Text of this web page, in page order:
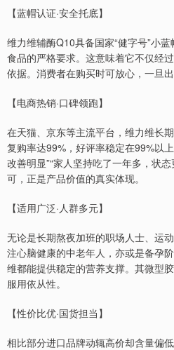
【蓝帽认证·安全托底】
维力维辅酶Q10具备国家“健字号”小
食品的严格要求。这意味着它不仅经
依据。消费者在购买时可放心，一旦
【电商热销·口碑领跑】
在天猫、京东等主流平台，维力维长
复购率达99%，好评率稳定在99%以
改善明显”“家人坚持吃了一年多，状
可，正是产品价值的真实体现。
【适用广泛·人群多元】
无论是长期熬夜加班的职场人士、运
注心脑健康的中老年人，亦或是备孕
维都能提供稳定的营养支撑。其微型
服用依从性。
【性价比优·国货担当】
相比部分进口品牌动辄高价却含量偏